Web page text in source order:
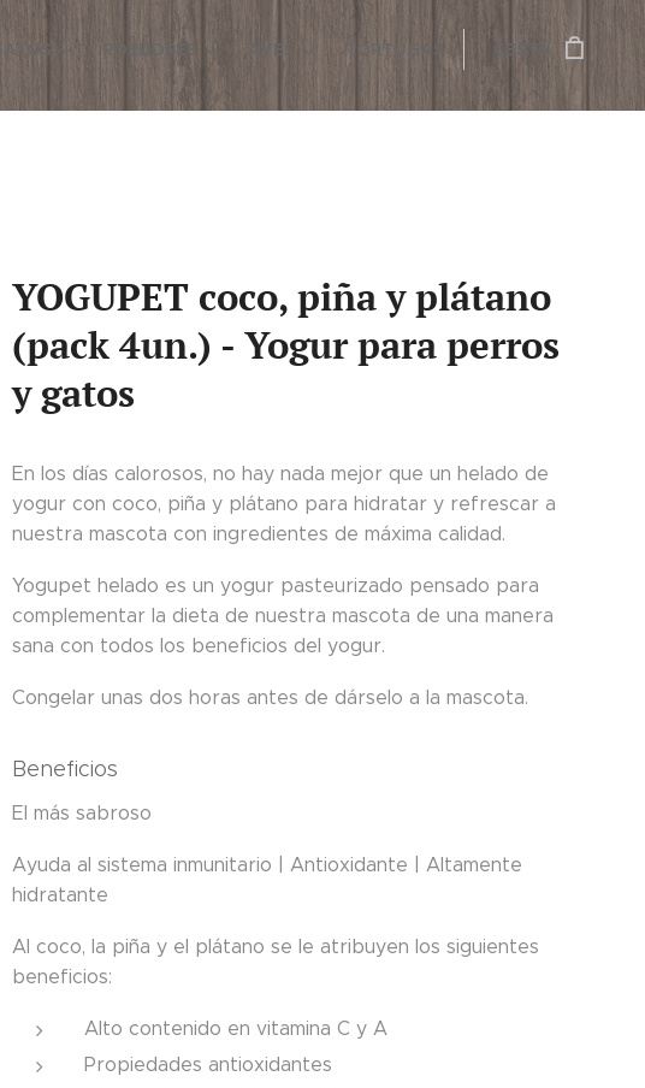
GATOS ROEDORES AVES TORTUGAS CESTA
YOGUPET coco, piña y plátano
(pack 4un.) - Yogur para perros
y gatos
En los días calorosos, no hay nada mejor que un helado de
yogur con coco, piña y plátano para hidratar y refrescar a
nuestra mascota con ingredientes de máxima calidad.
Yogupet helado es un yogur pasteurizado pensado para
complementar la dieta de nuestra mascota de una manera
sana con todos los beneficios del yogur.
Congelar unas dos horas antes de dárselo a la mascota.
Beneficios
El más sabroso
Ayuda al sistema inmunitario | Antioxidante | Altamente
hidratante
Al coco, la piña y el plátano se le atribuyen los siguientes
beneficios:
Alto contenido en vitamina C y A
Propiedades antioxidantes